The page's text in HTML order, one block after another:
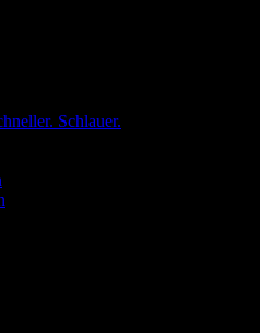
Schlauer.